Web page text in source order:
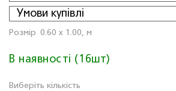
Умови купівлі
Розмiр 0.60 x 1.00, м
В наявності (16шт)
Виберіть кількість